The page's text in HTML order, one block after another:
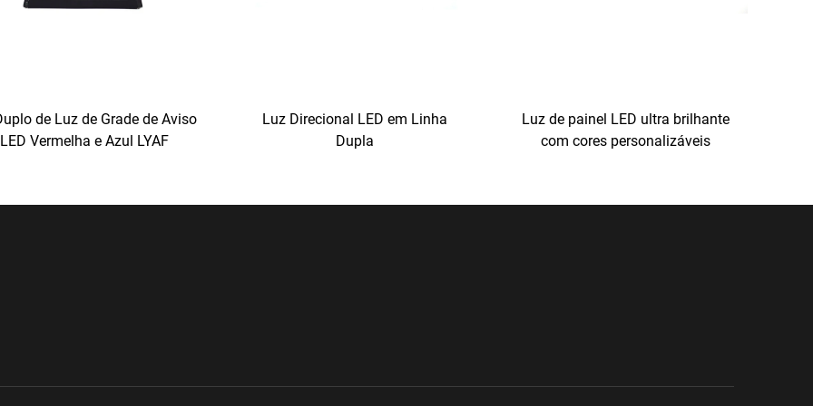
de Luz de Grade de Aviso
LED Vermelha e Azul LYAF
Luz Direcional LED em Linha
Dupla
Luz de painel LED ultra brilhante
com cores personalizáveis